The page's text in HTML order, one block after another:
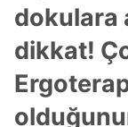
dokulara
dikkat!